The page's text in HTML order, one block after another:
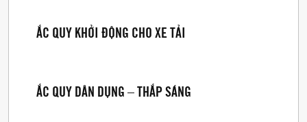
ẮC QUY KHỞI ĐỘNG CHO XE TẢI
ẮC QUY DÂN DỤNG – THẮP SÁNG